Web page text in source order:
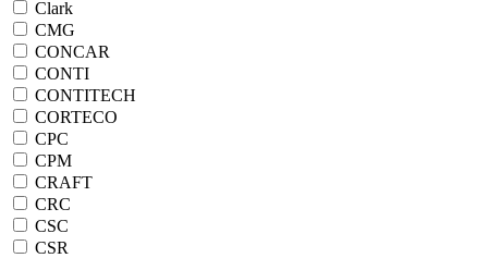
Clark
CMG
CONCAR
CONTI
CONTITECH
CORTECO
CPC
CPM
CRAFT
CRC
CSC
CSR